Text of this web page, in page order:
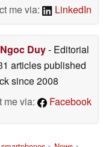
me via:
LinkedIn
Duy- Editorial
articles published
since 2008
me via:
Facebook